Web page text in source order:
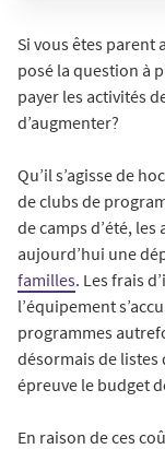
Si vous êtes parent
posé la question à
payer les activités
d’augmenter?
Qu’il s’agisse de
de clubs de
de camps d’été,
aujourd’hui une
familles. Les frais
l’équipement
programmes
désormais de listes
épreuve le budget
En raison de ces